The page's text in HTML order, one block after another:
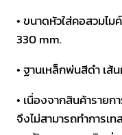
• ขนาดหัวใส่คอสวมไม
330 mm.
• ฐานเหล็กพ่นสีดำ เส้
• เนื่องจากสินค้าราย
จึงไม่สามารถทำการเ